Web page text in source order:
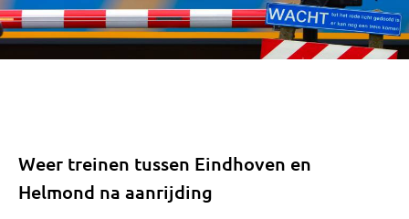
Weer treinen tussen Eindhoven en
Helmond na aanrijding